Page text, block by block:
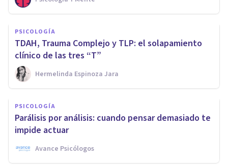
PSICOLOGÍA
TDAH, Trauma Complejo y TLP: el solapamiento
clínico de las tres “T”
Hermelinda Espinoza Jara
PSICOLOGÍA
Parálisis por análisis: cuando pensar demasiado te
impide actuar
Avance Psicólogos